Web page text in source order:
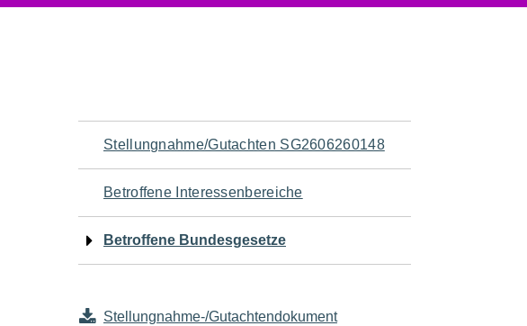
Navigation
für
den
Seiteninhalt
Stellungnahme/Gutachten SG2606260148
Betroffene Interessenbereiche
Betroffene Bundesgesetze
Stellungnahme-/Gutachtendokument